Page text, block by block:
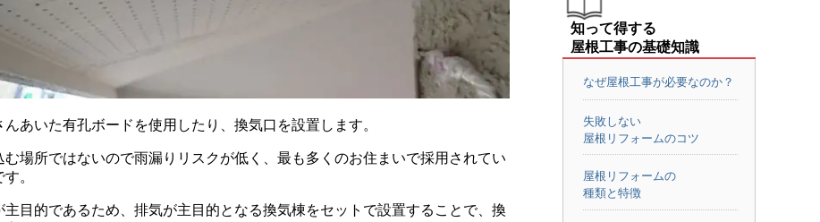
あいた有孔ボードを使用したり、換気口を設置します。
む場所ではないので雨漏りリスクが低く、最も多くのお住まいで採用されてい
。
主目的であるため、排気が主目的となる換気棟をセットで設置することで、換
知って得する
屋根工事の基礎知識
なぜ屋根工事が必要なのか？
失敗しない
屋根リフォームのコツ
屋根リフォームの
種類と特徴